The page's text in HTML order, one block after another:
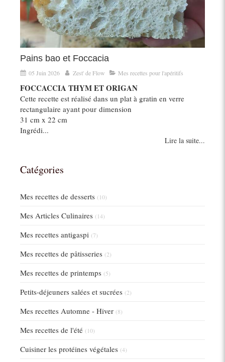
Pains bao et Foccacia
05 Juin 2026 Zest' de Flow Mes recettes pour l'apéritifs
FOCCACCIA THYM ET ORIGAN
Cette recette est réalisé dans un plat à gratin en verre
rectangulaire ayant pour dimension
31 cm x 22 cm
Ingrédi...
Lire la suite...
Catégories
Mes recettes de desserts (10)
Mes Articles Culinaires (14)
Mes recettes antigaspi (7)
Mes recettes de pâtisseries (2)
Mes recettes de printemps (5)
Petits-déjeuners salées et sucrées (2)
Mes recettes Automne - Hiver (8)
Mes recettes de l'été (10)
Cuisiner les protéines végétales (4)